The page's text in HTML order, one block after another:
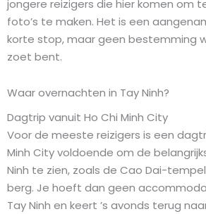
jongere reizigers die hier komen om
foto’s te maken. Het is een
korte stop, maar geen bestemming
zoet bent.
Waar overnachten in Tay Ninh?
Dagtrip vanuit Ho Chi Minh City
Voor de meeste reizigers is een
Minh City voldoende om de
Ninh te zien, zoals de Cao Dai-
berg. Je hoeft dan geen
Tay Ninh en keert ’s avonds terug